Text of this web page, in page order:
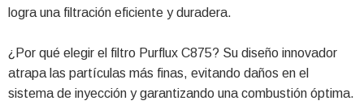
logra una filtración eficiente y duradera.
¿Por qué elegir el filtro Purflux C875? Su diseño innovador
atrapa las partículas más finas, evitando daños en el
sistema de inyección y garantizando una combustión óptima.